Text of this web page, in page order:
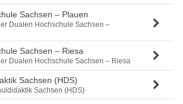
Sachsen – Plauen
Dualen Hochschule Sachsen –
Sachsen – Riesa
Dualen Hochschule Sachsen – Riesa
Sachsen (HDS)
Sachsen (HDS)